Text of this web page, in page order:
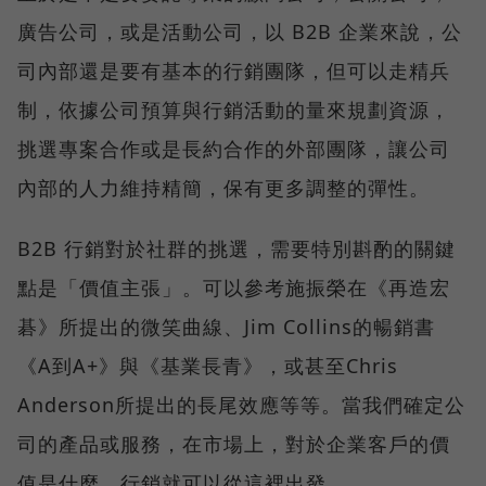
廣告公司，或是活動公司，以 B2B 企業來說，公
司內部還是要有基本的行銷團隊，但可以走精兵
制，依據公司預算與行銷活動的量來規劃資源，
挑選專案合作或是長約合作的外部團隊，讓公司
內部的人力維持精簡，保有更多調整的彈性。
B2B 行銷對於社群的挑選，需要特別斟酌的關鍵
點是「價值主張」。可以參考施振榮在《再造宏
碁》所提出的微笑曲線、Jim Collins的暢銷書
《A到A+》與《基業長青》，或甚至Chris
Anderson所提出的長尾效應等等。當我們確定公
司的產品或服務，在市場上，對於企業客戶的價